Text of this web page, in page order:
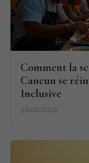
Comment la
Cancun se
Inclusive
22/05/2026